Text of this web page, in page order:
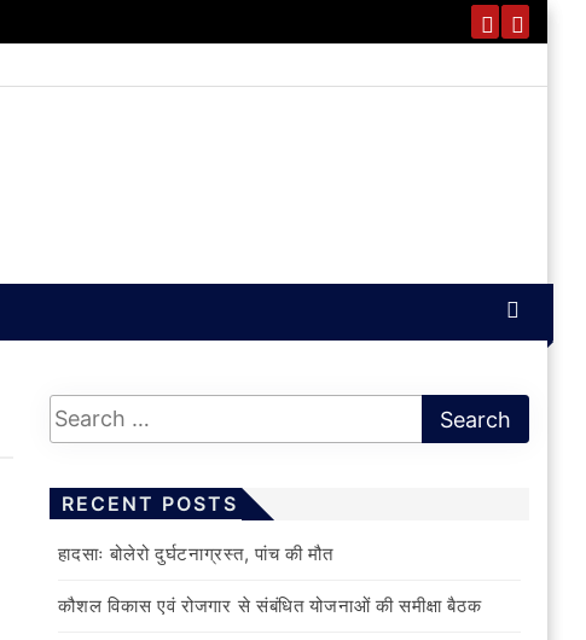
RECENT POSTS
हादसाः बोलेरो दुर्घटनाग्रस्त, पांच की मौत
कौशल विकास एवं रोजगार से संबंधित योजनाओं की समीक्षा बैठक